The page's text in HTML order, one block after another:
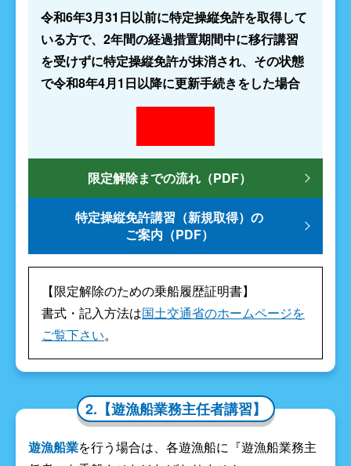
令和6年3月31日以前に特定操縦免許を取得して
いる方で、2年間の経過措置期間中に移行講習
を受けずに特定操縦免許が抹消され、その状態
で令和8年4月1日以降に更新手続きをした場合
限定解除までの流れ（PDF）
特定操縦免許講習（新規取得）の
ご案内（PDF）
【限定解除のための乗船履歴証明書】
書式・記入方法は国土交通省のホームページを
ご覧下さい。
2.【遊漁船業務主任者講習】
遊漁船業を行う場合は、各遊漁船に『遊漁船業務主